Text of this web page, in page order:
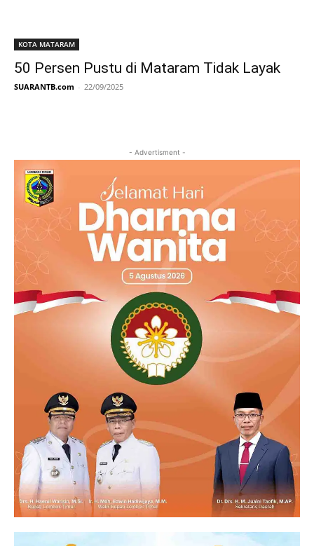
KOTA MATARAM
50 Persen Pustu di Mataram Tidak Layak
SUARANTB.com - 22/09/2025
- Advertisment -